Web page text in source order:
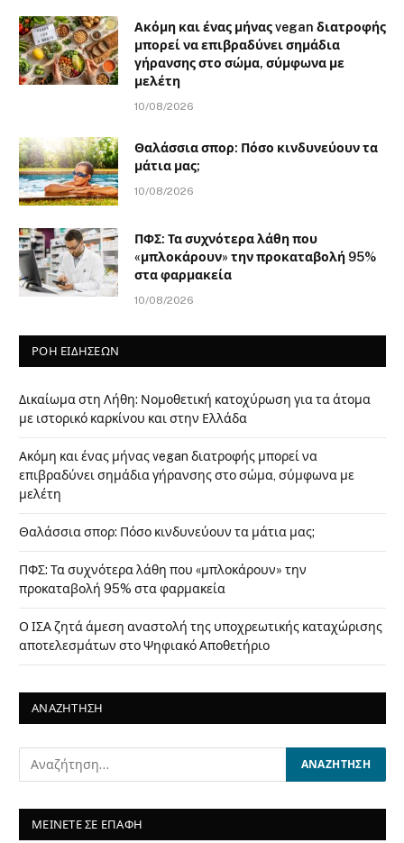
Ακόμη και ένας μήνας vegan διατροφής
μπορεί να επιβραδύνει σημάδια
γήρανσης στο σώμα, σύμφωνα με
μελέτη
10/08/2026
Θαλάσσια σπορ: Πόσο κινδυνεύουν τα
μάτια μας;
10/08/2026
ΠΦΣ: Τα συχνότερα λάθη που
«μπλοκάρουν» την προκαταβολή 95%
στα φαρμακεία
10/08/2026
ΡΟΗ ΕΙΔΗΣΕΩΝ
Δικαίωμα στη Λήθη: Νομοθετική κατοχύρωση για τα άτομα
με ιστορικό καρκίνου και στην Ελλάδα
Ακόμη και ένας μήνας vegan διατροφής μπορεί να
επιβραδύνει σημάδια γήρανσης στο σώμα, σύμφωνα με
μελέτη
Θαλάσσια σπορ: Πόσο κινδυνεύουν τα μάτια μας;
ΠΦΣ: Τα συχνότερα λάθη που «μπλοκάρουν» την
προκαταβολή 95% στα φαρμακεία
Ο ΙΣΑ ζητά άμεση αναστολή της υποχρεωτικής καταχώρισης
αποτελεσμάτων στο Ψηφιακό Αποθετήριο
ΑΝΑΖΗΤΗΣΗ
ΜΕΙΝΕΤΕ ΣΕ ΕΠΑΦΗ